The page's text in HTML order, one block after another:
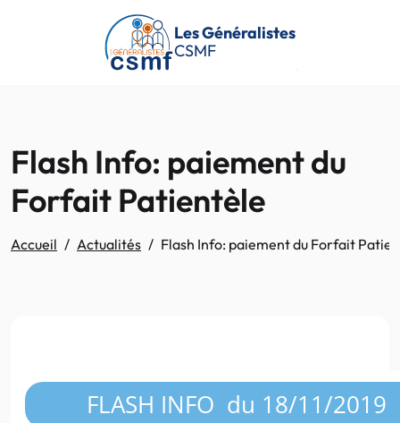
Passer au contenu principal
Les Généralistes
CSMF
Flash Info: paiement du
Forfait Patientèle
Accueil Actualités Flash Info: paiement du Forfait
FLASH INFO du 18/11/2019